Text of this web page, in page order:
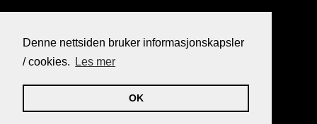
Denne nettsiden bruker informasjonskapsler
/ cookies.
Les mer
OK
Webpublisering fra Noop